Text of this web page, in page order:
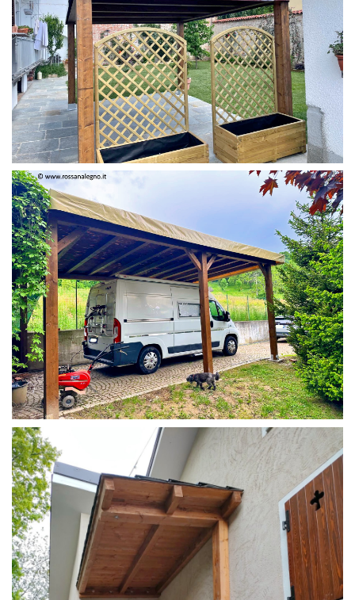
PERGOLA 4 X 3 COLOR MIRTO
COPERTURA CAMPER